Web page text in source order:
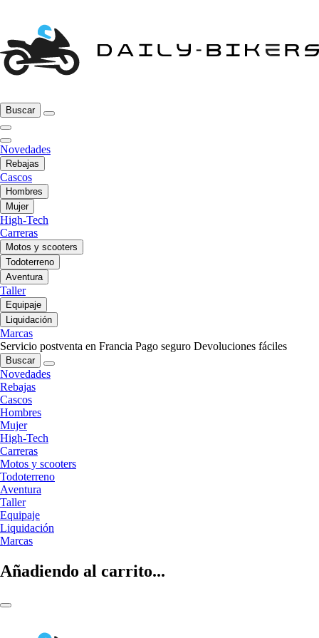
Buscar
Novedades
Rebajas
Cascos
Hombres
Mujer
High-Tech
Carreras
Motos y scooters
Todoterreno
Aventura
Taller
Equipaje
Liquidación
Marcas
Servicio postventa en Francia Pago seguro Devoluciones fáciles
Buscar
Novedades
Rebajas
Cascos
Hombres
Mujer
High-Tech
Carreras
Motos y scooters
Todoterreno
Aventura
Taller
Equipaje
Liquidación
Marcas
Añadiendo al carrito...